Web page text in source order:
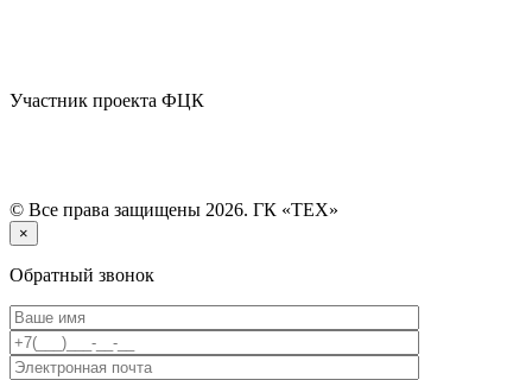
Участник проекта ФЦК
© Все права защищены 2026. ГК «ТЕХ»
×
Обратный звонок